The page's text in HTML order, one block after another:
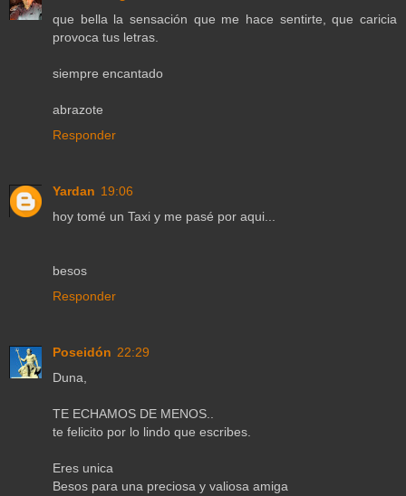
que bella la sensación que me hace sentirte, que caricia
provoca tus letras.
siempre encantado
abrazote
Responder
Yardan 19:06
hoy tomé un Taxi y me pasé por aqui...
besos
Responder
Poseidón 22:29
Duna,
TE ECHAMOS DE MENOS..
te felicito por lo lindo que escribes.
Eres unica
Besos para una preciosa y valiosa amiga